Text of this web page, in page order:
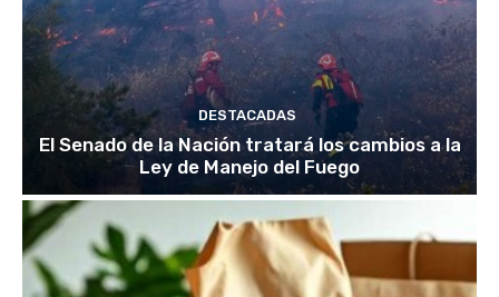
DESTACADAS
El Senado de la Nación tratará los cambios a la
Ley de Manejo del Fuego